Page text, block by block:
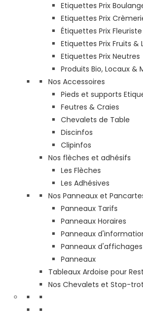
Etiquettes Prix
Etiquettes Prix
Étiquettes Prix Fleuriste
Etiquettes Prix Fruits &
Etiquettes Prix Neutres
Produits Bio, Locaux &
Nos Accessoires
Pieds et supports
Feutres & Craies
Chevalets de Table
Discinfos
Clipinfos
Nos flèches et adhésifs
Les Flèches
Les Adhésives
Nos Panneaux et
Panneaux Tarifs
Panneaux Horaires
Panneaux
Panneaux d'affichages
Panneaux
Tableaux Ardoise pour
Nos Chevalets et Stop-